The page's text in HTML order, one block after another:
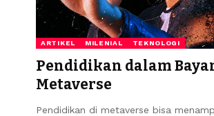
ARTIKEL MILENIAL TEKNOLOGI
Pendidikan dalam
Metaverse
Pendidikan di metaverse bisa